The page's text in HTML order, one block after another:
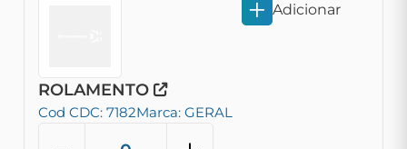
ROLAMENTO
Cod CDC: 7182Marca: GERAL
Adicionar